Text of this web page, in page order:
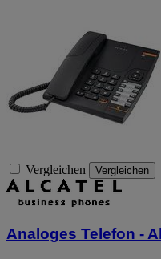
Vergleichen Vergleichen
Analoges Telefon -